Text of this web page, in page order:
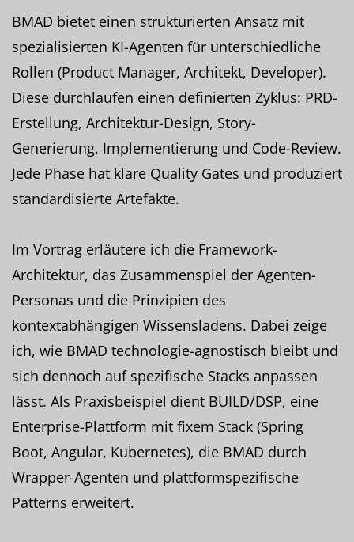
BMAD bietet einen strukturierten Ansatz mit
spezialisierten KI-Agenten für unterschiedliche
Rollen (Product Manager, Architekt, Developer).
Diese durchlaufen einen definierten Zyklus: PRD-
Erstellung, Architektur-Design, Story-
Generierung, Implementierung und Code-Review.
Jede Phase hat klare Quality Gates und produziert
standardisierte Artefakte.
Im Vortrag erläutere ich die Framework-
Architektur, das Zusammenspiel der Agenten-
Personas und die Prinzipien des
kontextabhängigen Wissensladens. Dabei zeige
ich, wie BMAD technologie-agnostisch bleibt und
sich dennoch auf spezifische Stacks anpassen
lässt. Als Praxisbeispiel dient BUILD/DSP, eine
Enterprise-Plattform mit fixem Stack (Spring
Boot, Angular, Kubernetes), die BMAD durch
Wrapper-Agenten und plattformspezifische
Patterns erweitert.